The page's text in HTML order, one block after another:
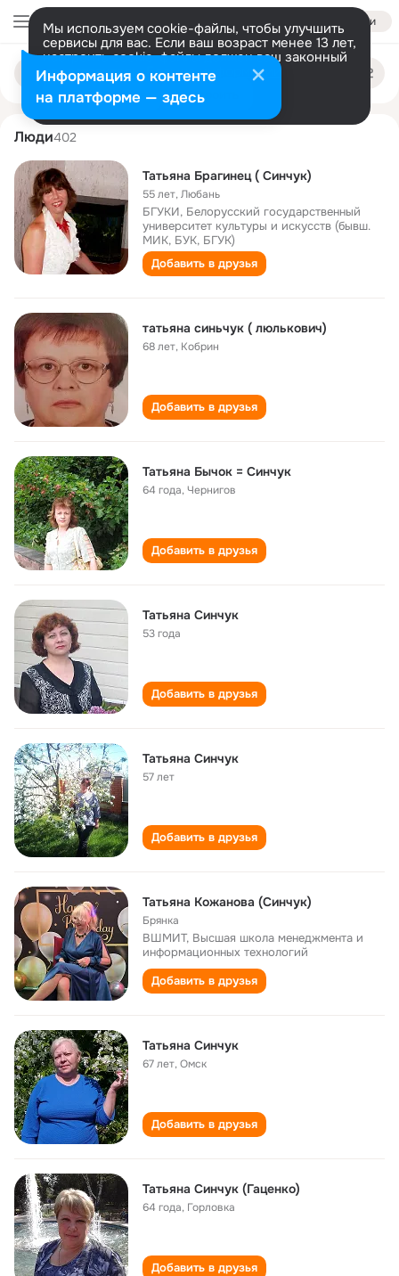
Войти
Мы используем cookie-файлы, чтобы улучшить
сервисы для вас. Если ваш возраст менее 13 лет,
настроить cookie-файлы должен ваш законный
представитель. Больше информации
Разрешить все Настроить
Поиск
людям
tatyana sinchuk
Люди402
Татьяна Брагинец ( Синчук)
55 лет,Любань
БГУКИ, Белорусский государственный
университет культуры и искусств (бывш.
МИК, БУК, БГУК)
Добавить в друзья
татьяна синьчук ( люлькович)
68 лет, Кобрин
Добавить в друзья
Татьяна Бычок = Синчук
64 года,Чернигов
Добавить в друзья
Татьяна Синчук
53 года
Добавить в друзья
Татьяна Синчук
57 лет
Добавить в друзья
Татьяна Кожанова (Синчук)
Брянка
ВШМИТ, Высшая школа менеджмента и
информационных технологий
Добавить в друзья
Татьяна Синчук
67 лет,Омск
Добавить в друзья
Татьяна Синчук (Гаценко)
64 года, Горловка
Добавить в друзья
Информация о контенте
на платформе — здесь